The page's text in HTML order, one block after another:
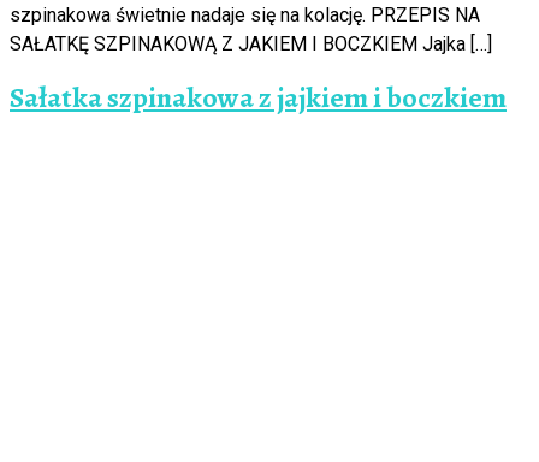
szpinakowa świetnie nadaje się na kolację. PRZEPIS NA
SAŁATKĘ SZPINAKOWĄ Z JAKIEM I BOCZKIEM Jajka […]
Sałatka szpinakowa z jajkiem i boczkiem